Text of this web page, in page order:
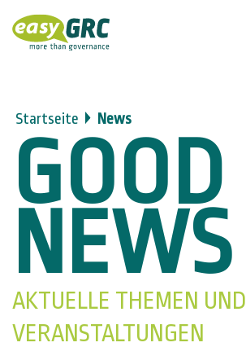
Startseite News
GOOD
NEWS
AKTUELLE THEMEN UND
VERANSTALTUNGEN